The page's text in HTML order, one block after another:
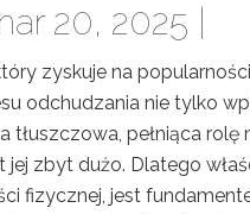
20, 2025 |
zyskuje na
odchudzania nie tylko
pełniąca
zbyt dużo. Dlatego
fizycznej, jest